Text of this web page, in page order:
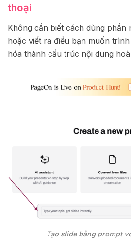
thoại
Không cần biết cách dùng phần
hoặc viết ra điều bạn muốn
hóa thành cấu trúc nội dung
Tạo slide bằng prompt